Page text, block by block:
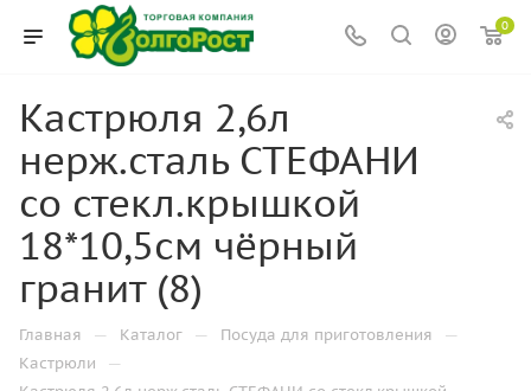
0
Кастрюля 2,6л
нерж.сталь СТЕФАНИ
со стекл.крышкой
18*10,5см чёрный
гранит (8)
Главная — Каталог — Посуда для приготовления —
Кастрюли —